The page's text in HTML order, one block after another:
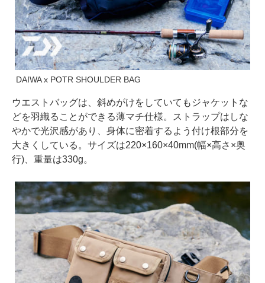
DAIWA x POTR SHOULDER BAG
ウエストバッグは、斜めがけをしていてもジャケットな
どを羽織ることができる薄マチ仕様。ストラップはしな
やかで光沢感があり、身体に密着するよう付け根部分を
大きくしている。サイズは220×160×40mm(幅×高さ×奥
行)、重量は330g。